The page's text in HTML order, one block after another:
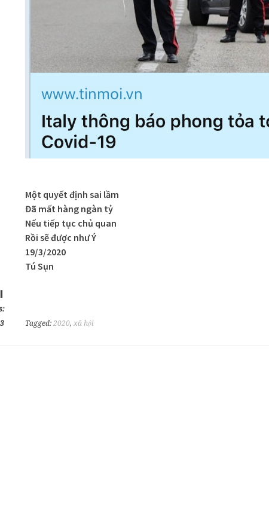
Một quyết định sai lầm
Đã mất hàng ngàn tỷ
Nếu tiếp tục chủ quan
Rồi sẽ được như Ý
19/3/2020
Tú Sụn
Tagged: 2020, xã hội